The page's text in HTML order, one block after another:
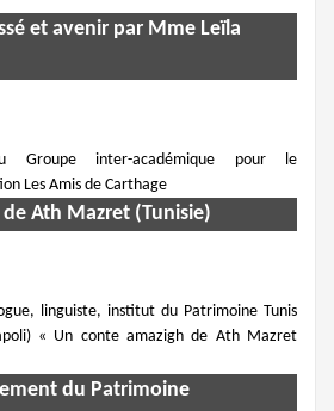
et avenir par Mme Leïla
Groupe inter-académique pour le
Les Amis de Carthage
Ath Mazret (Tunisie)
linguiste, institut du Patrimoine Tunis
« Un conte amazigh de Ath Mazret
du Patrimoine